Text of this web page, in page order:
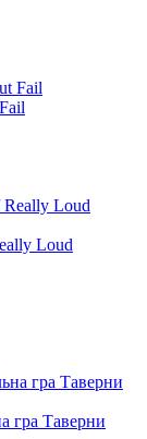
Loud
гра Таверни